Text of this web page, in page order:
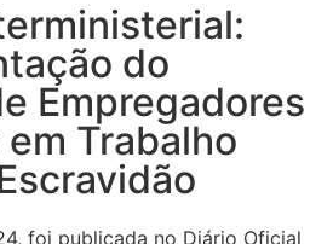
do
Empregadores
Trabalho
foi publicada no Diário Oficial